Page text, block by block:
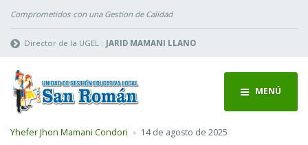
Comprometidos con una Gestion de Calidad
Director de la UGEL : JARID MAMANI LLANO
MENÚ
Yhefer Jhon Mamani Condori 14 de agosto de 2025